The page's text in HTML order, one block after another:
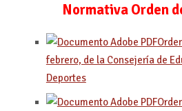
Normativa Orden
febrero, de la Consejería de
Deportes